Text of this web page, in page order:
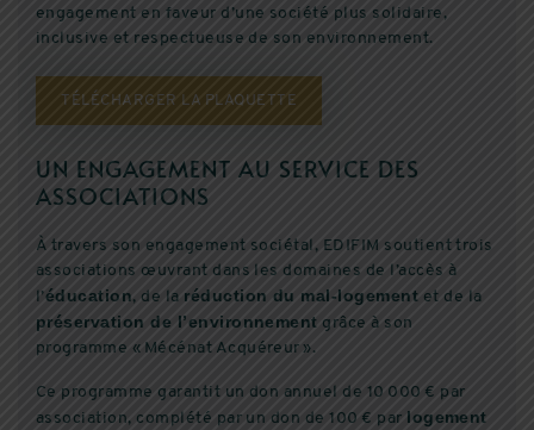
engagement en faveur d’une société plus solidaire,
inclusive et respectueuse de son environnement.
TÉLÉCHARGER LA PLAQUETTE
UN ENGAGEMENT AU SERVICE DES
ASSOCIATIONS
À travers son engagement sociétal, EDIFIM soutient trois
associations œuvrant dans les domaines de l’accès à
l’éducation, de la réduction du mal-logement et de la
préservation de l’environnement grâce à son
programme « Mécénat Acquéreur ».
Ce programme garantit un don annuel de 10 000 € par
association, complété par un don de 100 € par logement